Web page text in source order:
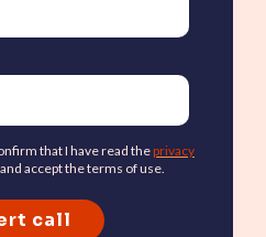
that I have read theprivacy
accept the terms of use.